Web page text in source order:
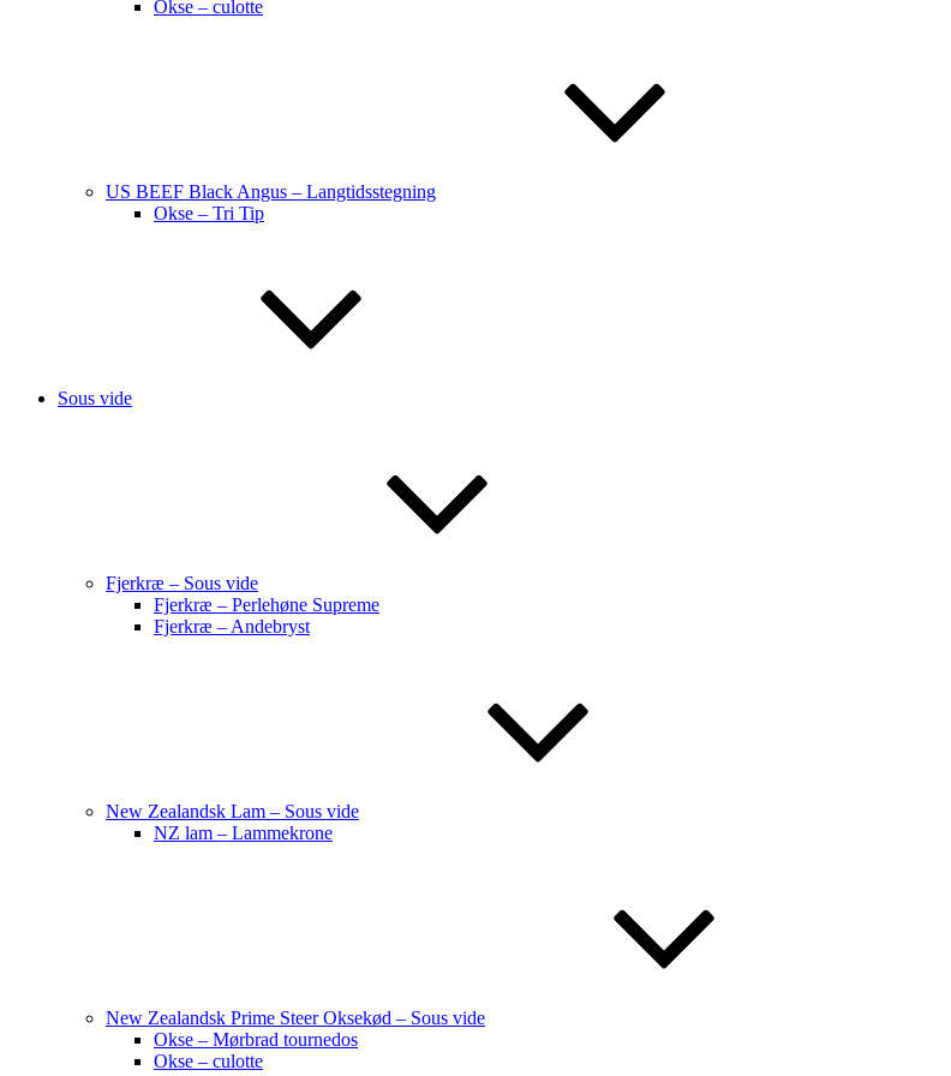
Okse – culotte
US BEEF Black Angus – Langtidsstegning
Okse – Tri Tip
Sous vide
Fjerkræ – Sous vide
Fjerkræ – Perlehøne Supreme
Fjerkræ – Andebryst
New Zealandsk Lam – Sous vide
NZ lam – Lammekrone
New Zealandsk Prime Steer Oksekød – Sous vide
Okse – Mørbrad tournedos
Okse – culotte